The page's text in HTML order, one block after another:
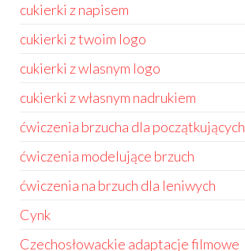
cukierki z napisem
cukierki z twoim logo
cukierki z wlasnym logo
cukierki z własnym nadrukiem
ćwiczenia brzucha dla początkujących
ćwiczenia modelujące brzuch
ćwiczenia na brzuch dla leniwych
Cynk
Czechosłowackie adaptacje filmowe